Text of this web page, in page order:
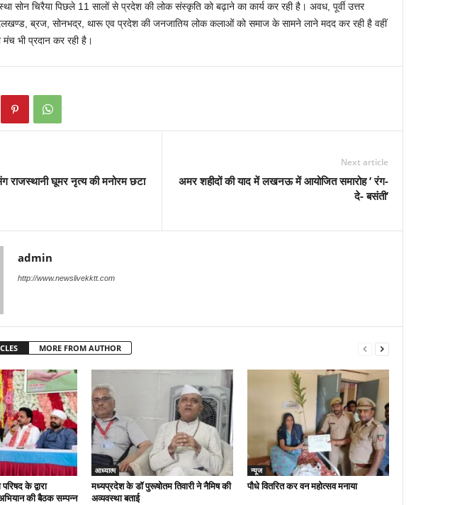
सोन चिरैया पिछले 11 सालों से प्रदेश की लोक संस्कृति को बढ़ाने का कार्य कर रही है। अवध, पूर्वी उत्तर
ब्रज, सोनभद्र, थारू एव प्रदेश की जनजातिय लोक कलाओं को समाज के सामने लाने मदद कर रही है वहीं
मंच भी प्रदान कर रही है।
राजस्थानी घूमर नृत्य की मनोरम छटा
Next article
अमर शहीदों की याद में लखनऊ में आयोजित समारोह ’ रंग-
दे- बसंती’
admin
http://www.newslivekktt.com
MORE FROM AUTHOR
के द्वारा
की बैठक सम्पन्न
आध्यात्म
मध्यप्रदेश के डॉ पुरूषोतम तिवारी ने नैमिष की
अव्यवस्था बताई
न्यूज
पौधे वितरित कर वन महोत्सव मनाया